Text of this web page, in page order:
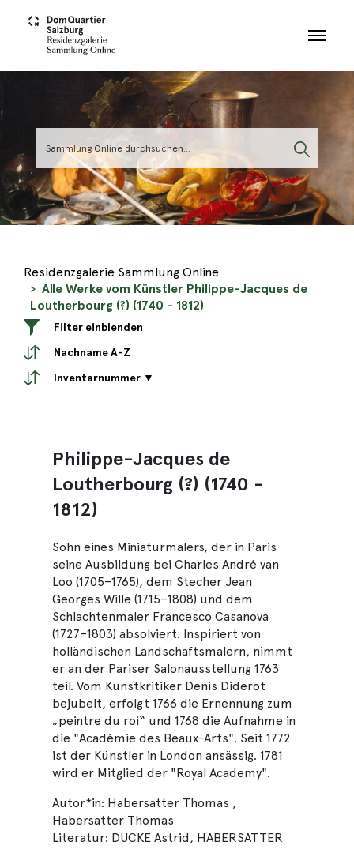
Residenzgalerie Sammlung Online
Alle Werke vom Künstler Philippe-Jacques de
Loutherbourg (?) (1740 - 1812)
Filter einblenden
Nachname A-Z
Inventarnummer ▼
Philippe-Jacques de
Loutherbourg (?) (1740 -
1812)
Sohn eines Miniaturmalers, der in Paris
seine Ausbildung bei Charles André van
Loo (1705–1765), dem Stecher Jean
Georges Wille (1715–1808) und dem
Schlachtenmaler Francesco Casanova
(1727–1803) absolviert. Inspiriert von
holländischen Landschaftsmalern, nimmt
er an der Pariser Salonausstellung 1763
teil. Vom Kunstkritiker Denis Diderot
bejubelt, erfolgt 1766 die Ernennung zum
„peintre du roi“ und 1768 die Aufnahme in
die "Académie des Beaux-Arts". Seit 1772
ist der Künstler in London ansässig. 1781
wird er Mitglied der "Royal Academy".
Autor*in: Habersatter Thomas ,
Habersatter Thomas
Literatur: DUCKE Astrid, HABERSATTER